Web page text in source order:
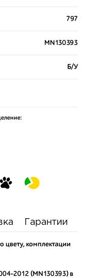
797
MN130393
Б/У
Гарантии
цвету, комплектации
2012 (MN130393) в